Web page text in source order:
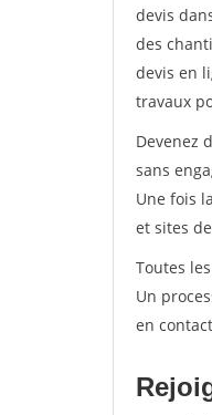
devis
des
devis en
travaux
Devenez
sans
Une fois
et sites
Toutes
Un
en